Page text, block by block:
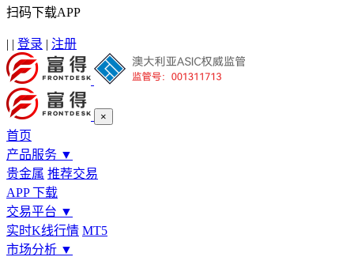
扫码下载APP
| | 登录 | 注册
×
首页
产品服务 ▼
贵金属 推荐交易
APP 下载
交易平台 ▼
实时K线行情 MT5
市场分析 ▼